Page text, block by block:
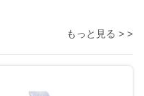
もっと見る > >